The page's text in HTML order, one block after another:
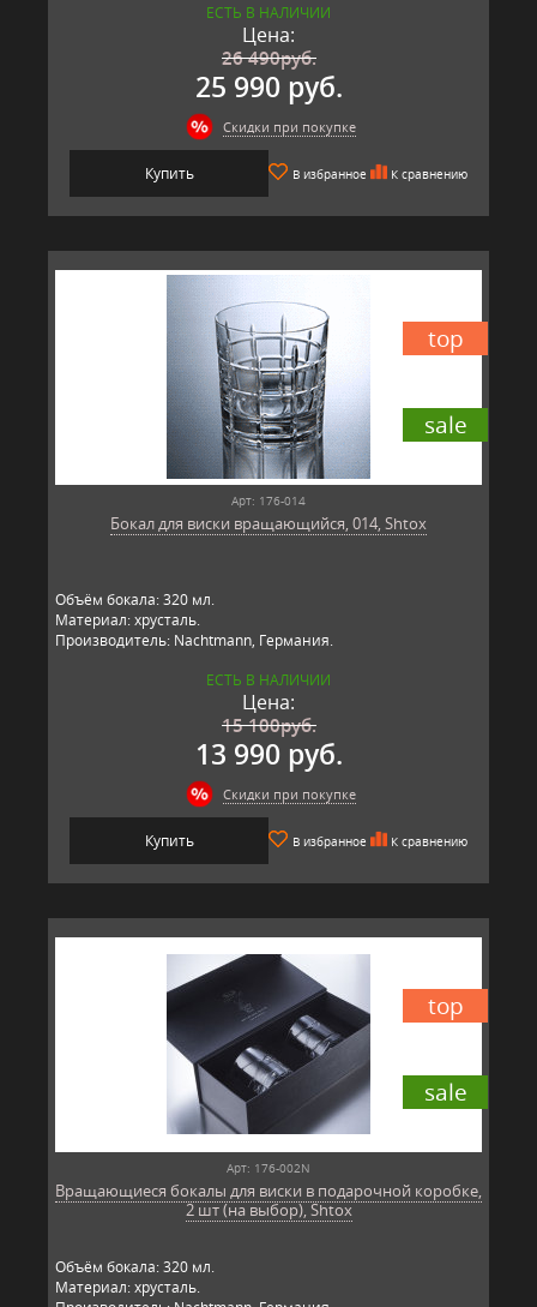
ЕСТЬ В НАЛИЧИИ
Цена:
26 490руб.
25 990 руб.
Скидки при покупке
Купить В избранное К сравнению
sale
top
Арт: 176-014
Бокал для виски вращающийся, 014, Shtox
Объём бокала: 320 мл.
Материал: хрусталь.
Производитель: Nachtmann, Германия.
ЕСТЬ В НАЛИЧИИ
Цена:
15 100руб.
13 990 руб.
Скидки при покупке
Купить В избранное К сравнению
sale
top
Арт: 176-002N
Вращающиеся бокалы для виски в подарочной коробке,
2 шт (на выбор), Shtox
Объём бокала: 320 мл.
Материал: хрусталь.